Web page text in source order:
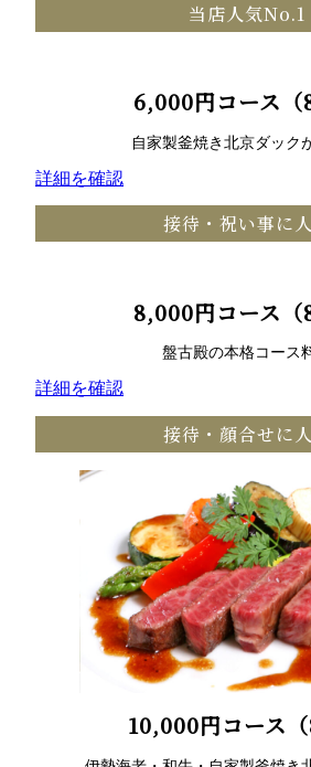
当店人気No.1
6,000円コース（8
自家製釜焼き北京ダック
詳細を確認
接待・祝い事に
8,000円コース（8
盤古殿の本格コース
詳細を確認
接待・顔合せに
10,000円コース（